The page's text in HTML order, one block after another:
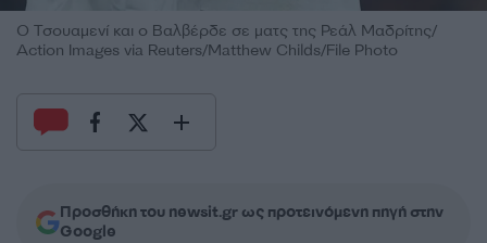
Ο Τσουαμενί και ο Βαλβέρδε σε ματς της Ρεάλ Μαδρίτης/
Action Images via Reuters/Matthew Childs/File Photo
Προσθήκη του newsit.gr ως προτεινόμενη πηγή στην
Google